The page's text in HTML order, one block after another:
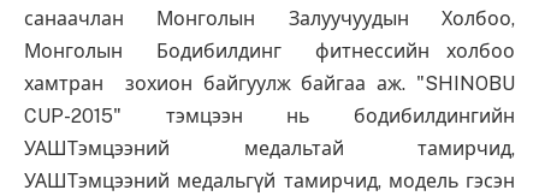
санаачлан Монголын Залуучуудын Холбоо,
Монголын Бодибилдинг фитнессийн холбоо
хамтран зохион байгуулж байгаа аж. "SHINOBU
CUP-2015" тэмцээн нь бодибилдингийн
УАШТэмцээний медальтай тамирчид,
УАШТэмцээний медальгүй тамирчид, модель гэсэн